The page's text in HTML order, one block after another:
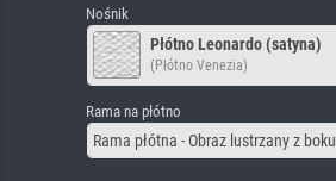
Nośnik
Płótno Leonardo (satyna)
(Płótno Venezia)
Rama na płótno
Rama płótna - Obraz lustrzany z boku